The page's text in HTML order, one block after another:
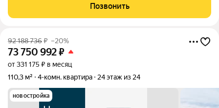
ЖК "Триумф Палас" называют восьмым Сталинским
небоскребом. Квартира находится на 1-м
Позвонить
92 188 736₽ –20%
73 750 992₽
от 331 175 ₽ в месяц
110,3 м²
4-комн. квартира 24 этаж из 24
новостройка